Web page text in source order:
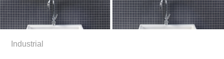
Industrial